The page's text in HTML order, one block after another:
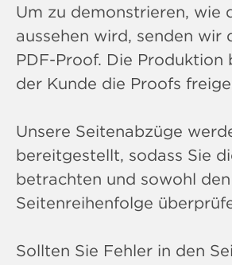
Um zu demonstrieren, wie
aussehen wird, senden wir
PDF-Proof. Die
der Kunde die Proofs
Unsere Seitenabzüge
bereitgestellt, sodass Sie
betrachten und sowohl
Seitenreihenfolge
Sollten Sie Fehler in den